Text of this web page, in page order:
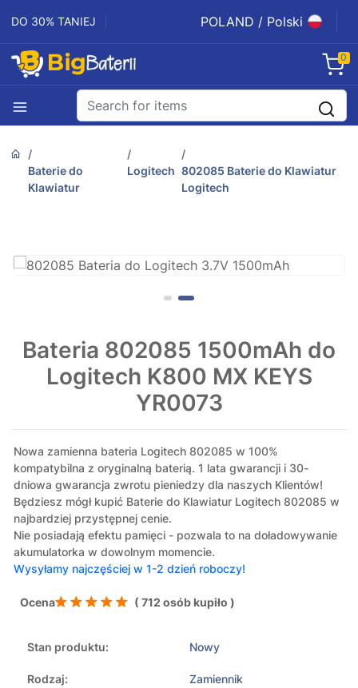
DO 30% TANIEJ POLAND / Polski
0
Baterie do
Klawiatur
Logitech 802085 Baterie do Klawiatur
Logitech
Bateria 802085 1500mAh do
Logitech K800 MX KEYS
YR0073
Nowa zamienna bateria Logitech 802085 w 100%
kompatybilna z oryginalną baterią. 1 lata gwarancji i 30-
dniowa gwarancja zwrotu pieniedzy dla naszych Klientów!
Będziesz mógł kupić Baterie do Klawiatur Logitech 802085 w
najbardziej przystępnej cenie.
Nie posiadają efektu pamięci - pozwala to na doładowywanie
akumulatorka w dowolnym momencie.
Wysyłamy najczęściej w 1-2 dzień roboczy!
Ocena ( 712 osób kupiło )
Stan produktu: Nowy
Rodzaj: Zamiennik